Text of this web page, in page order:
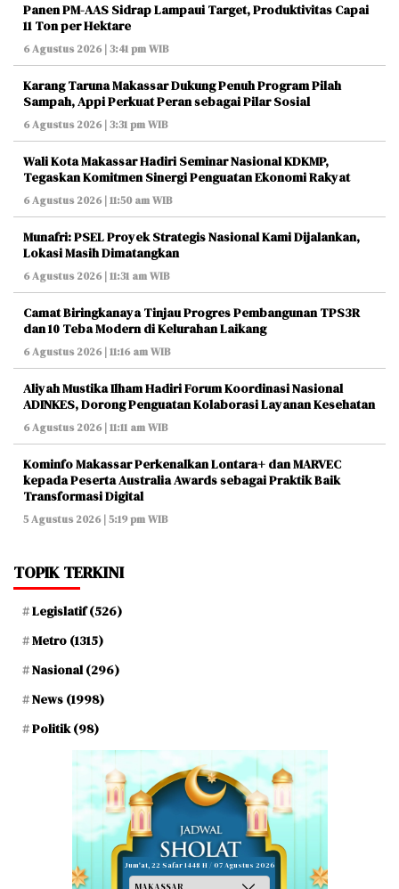
Panen PM-AAS Sidrap Lampaui Target, Produktivitas Capai
11 Ton per Hektare
6 Agustus 2026 | 3:41 pm WIB
Karang Taruna Makassar Dukung Penuh Program Pilah
Sampah, Appi Perkuat Peran sebagai Pilar Sosial
6 Agustus 2026 | 3:31 pm WIB
Wali Kota Makassar Hadiri Seminar Nasional KDKMP,
Tegaskan Komitmen Sinergi Penguatan Ekonomi Rakyat
6 Agustus 2026 | 11:50 am WIB
Munafri: PSEL Proyek Strategis Nasional Kami Dijalankan,
Lokasi Masih Dimatangkan
6 Agustus 2026 | 11:31 am WIB
Camat Biringkanaya Tinjau Progres Pembangunan TPS3R
dan 10 Teba Modern di Kelurahan Laikang
6 Agustus 2026 | 11:16 am WIB
Aliyah Mustika Ilham Hadiri Forum Koordinasi Nasional
ADINKES, Dorong Penguatan Kolaborasi Layanan Kesehatan
6 Agustus 2026 | 11:11 am WIB
Kominfo Makassar Perkenalkan Lontara+ dan MARVEC
kepada Peserta Australia Awards sebagai Praktik Baik
Transformasi Digital
5 Agustus 2026 | 5:19 pm WIB
TOPIK TERKINI
Legislatif(526)
Metro (1315)
Nasional(296)
News (1998)
Politik(98)
Jum'at, 22 Safar 1448 H / 07 Agustus 2026